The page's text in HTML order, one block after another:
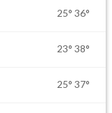
25° 36°
23° 38°
25° 37°